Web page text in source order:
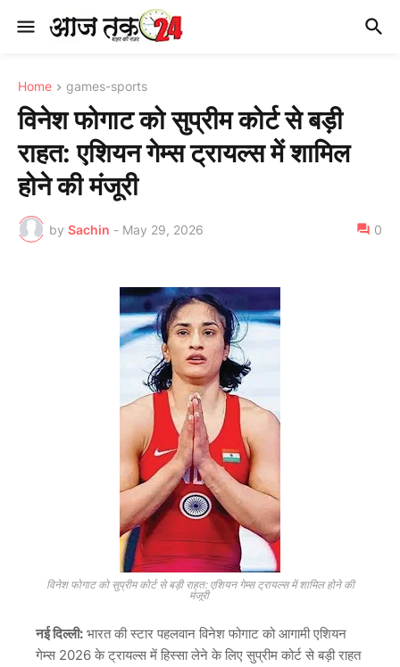
Home games-sports
विनेश फोगाट को सुप्रीम कोर्ट से बड़ी
राहत: एशियन गेम्स ट्रायल्स में शामिल
होने की मंजूरी
by Sachin - May 29, 2026 0
विनेश फोगाट को सुप्रीम कोर्ट से बड़ी राहत: एशियन गेम्स ट्रायल्स में शामिल होने की
मंजूरी
नई दिल्ली: भारत की स्टार पहलवान विनेश फोगाट को आगामी एशियन
गेम्स 2026 के ट्रायल्स में हिस्सा लेने के लिए सुप्रीम कोर्ट से बड़ी राहत